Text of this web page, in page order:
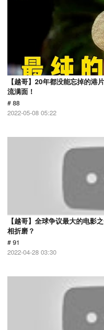
【越哥】20年都没能忘掉的港
流满面！
# 88
2022-05-08 05:22
【越哥】全球争议最大的电影
相折磨？
# 91
2022-04-28 03:30